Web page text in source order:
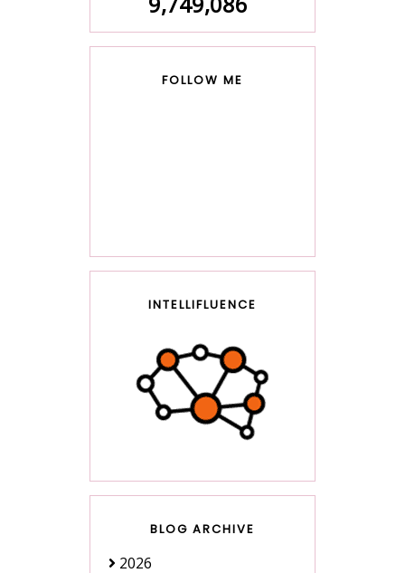
FOLLOW ME
INTELLIFLUENCE
BLOG ARCHIVE
2026